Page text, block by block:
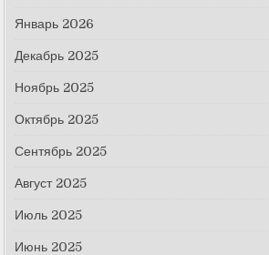
Январь 2026
Декабрь 2025
Ноябрь 2025
Октябрь 2025
Сентябрь 2025
Август 2025
Июль 2025
Июнь 2025